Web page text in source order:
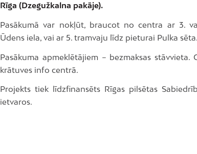
Rīga (Dzegužkalna pakāje).
Pasākumā var nokļūt, braucot no centra ar 3.
Ūdens iela, vai ar 5. tramvaju līdz pieturai Pulka sēta.
Pasākuma apmeklētājiem – bezmaksas
krātuves info centrā.
Projekts tiek līdzfinansēts Rīgas pilsētas
ietvaros.